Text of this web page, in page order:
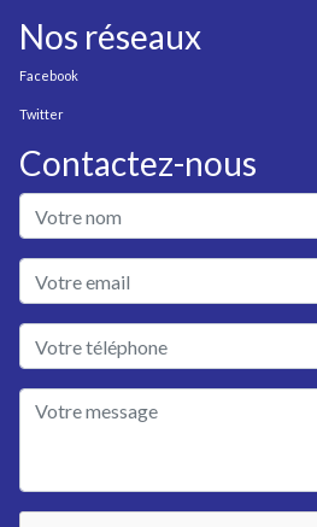
Nos réseaux
Facebook
Twitter
Contactez-nous